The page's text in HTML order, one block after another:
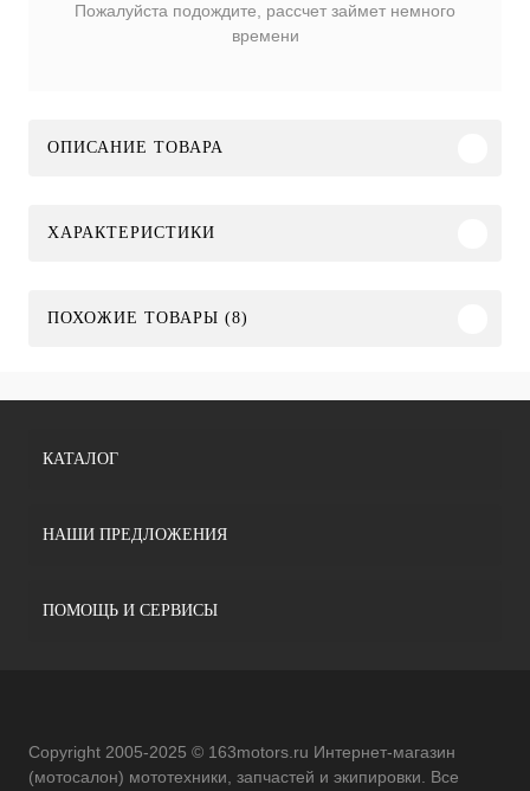
Пожалуйста подождите, рассчет займет немного
времени
ОПИСАНИЕ ТОВАРА
ХАРАКТЕРИСТИКИ
ПОХОЖИЕ ТОВАРЫ (8)
КАТАЛОГ
НАШИ ПРЕДЛОЖЕНИЯ
ПОМОЩЬ И СЕРВИСЫ
Copyright 2005-2025 © 163motors.ru Интернет-магазин
(мотосалон) мототехники, запчастей и экипировки. Все